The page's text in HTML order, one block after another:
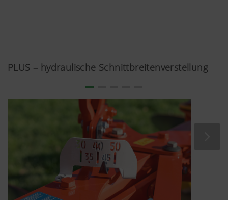
PLUS – hydraulische Schnittbreitenverstellung